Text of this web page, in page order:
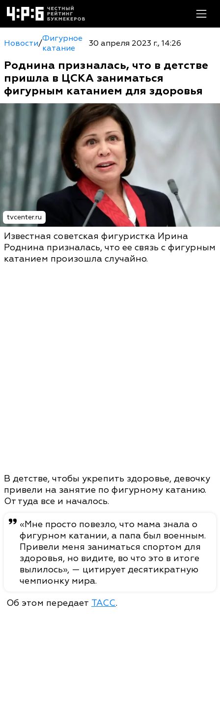
Новости/Фигурное
катание
30 апреля 2023 г., 14:26
Роднина призналась, что в детстве
пришла в ЦСКА заниматься
фигурным катанием для здоровья
tvcenter.ru
Известная советская фигуристка Ирина
Роднина призналась, что ее связь с фигурным
катанием произошла случайно.
В детстве, чтобы укрепить здоровье, девочку
привели на занятие по фигурному катанию.
От туда все и началось.
«Мне просто повезло, что мама знала о
фигурном катании, а папа был военным.
Привели меня заниматься спортом для
здоровья, но видите, во что это в итоге
вылилось», — цитирует десятикратную
чемпионку мира.
Об этом передает ТАСС.